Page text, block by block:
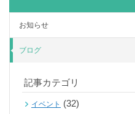
お知らせ
ブログ
記事カテゴリ
イベント (32)